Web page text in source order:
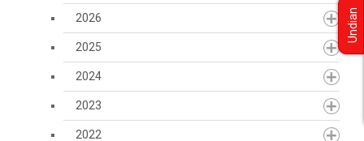
2026
2025
2024
2023
2022
Undian